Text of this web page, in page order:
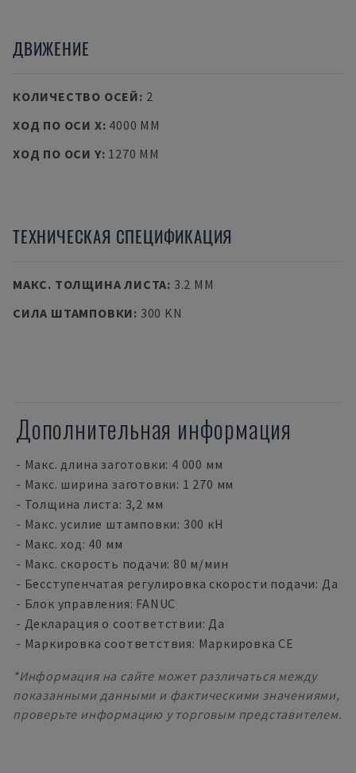
ДВИЖЕНИЕ
КОЛИЧЕСТВО ОСЕЙ: 2
ХОД ПО ОСИ X: 4000 MM
ХОД ПО ОСИ Y: 1270 MM
ТЕХНИЧЕСКАЯ СПЕЦИФИКАЦИЯ
МАКС. ТОЛЩИНА ЛИСТА: 3.2 MM
СИЛА ШТАМПОВКИ: 300 KN
Дополнительная информация
- Макс. длина заготовки: 4 000 мм
- Макс. ширина заготовки: 1 270 мм
- Толщина листа: 3,2 мм
- Макс. усилие штамповки: 300 кН
- Макс. ход: 40 мм
- Макс. скорость подачи: 80 м/мин
- Бесступенчатая регулировка скорости подачи: Да
- Блок управления: FANUC
- Декларация о соответствии: Да
- Маркировка соответствия: Маркировка CE
*Информация на сайте может различаться между
показанными данными и фактическими значениями,
проверьте информацию у торговым представителем.